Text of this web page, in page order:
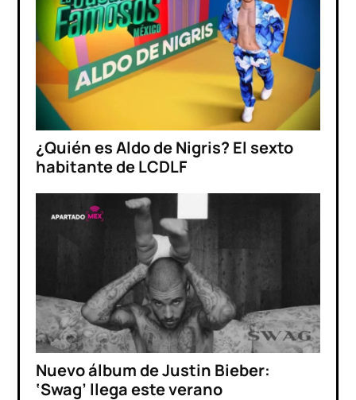
¿Quién es Aldo de Nigris? El sexto
habitante de LCDLF
Nuevo álbum de Justin Bieber:
‘Swag’ llega este verano